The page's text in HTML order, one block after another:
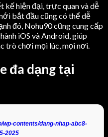
kế hiện đại, trực quan và dễ
bắt đầu cũng có thể dễ
đó, Nohu90 cũng cung cấp
iOS và Android, giúp
trò chơi mọi lúc, mọi nơi.
đa dạng tại
contents/dang-nhap-abc8-
2025